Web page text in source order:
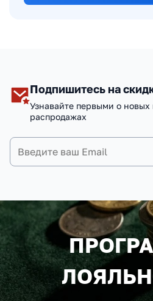
Подпишитесь на
Узнавайте первыми о новых
распродажах